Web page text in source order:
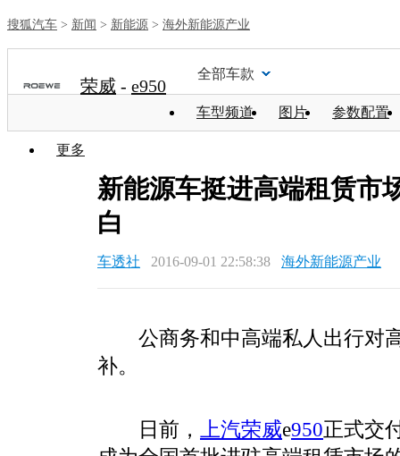
搜狐汽车 > 新闻 > 新能源 > 海外新能源产业
荣威 - e950
全部车款
车型频道 图片 参数配置
更多
新能源车挺进高端租赁市
白
车透社 2016-09-01 22:58:38 海外新能源产业
公商务和中高端私人出行对
补。
日前， 上汽荣威e950正式交